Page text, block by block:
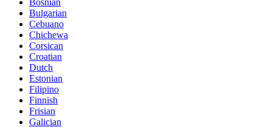
Bosnian
Bulgarian
Cebuano
Chichewa
Corsican
Croatian
Dutch
Estonian
Filipino
Finnish
Frisian
Galician